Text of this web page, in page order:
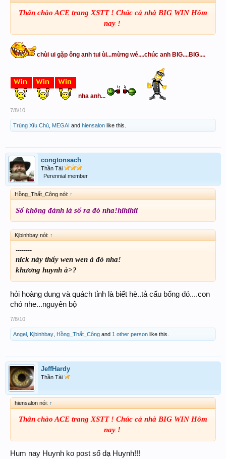
Thân chào ACE trang XSTT ! Chúc cả nhà BIG WIN Hôm
nay !
chùi ui gặp ông anh tui ùi...mừng wé....chúc anh BIG....BIG....
nha anh...
7/8/10
Trúng Xĩu Chủ MEGAI and hiensalon like this.
congtonsach
Thần Tài
Perennial member
Hồng_Thất_Công nói: ↑
Số không đánh là số ra đó nha!hihihii
Kjbinhbay nói: ↑
--------
nick này thấy wen wen à đó nha!
khương huynh à>?
hỏi hoàng dung và quách tỉnh là biết hè..tả cẩu bổng đó....con
chó nhe...nguyên bộ
7/8/10
Angel Kjbinhbay Hồng_Thất_Công and 1 other person like this.
JeffHardy
Thần Tài
hiensalon nói: ↑
Thân chào ACE trang XSTT ! Chúc cả nhà BIG WIN Hôm
nay !
Hum nay Huynh ko post số dạ Huynh!!!